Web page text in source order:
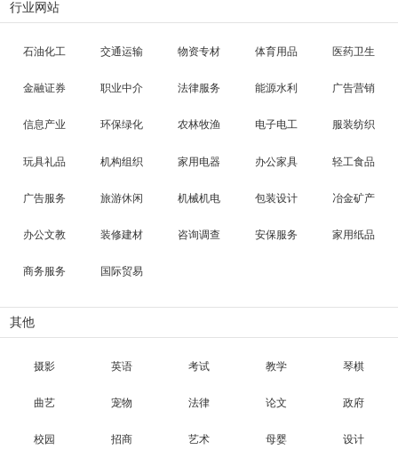
行业网站
石油化工 交通运输 物资专材 体育用品 医药卫生
金融证券 职业中介 法律服务 能源水利 广告营销
信息产业 环保绿化 农林牧渔 电子电工 服装纺织
玩具礼品 机构组织 家用电器 办公家具 轻工食品
广告服务 旅游休闲 机械机电 包装设计 冶金矿产
办公文教 装修建材 咨询调查 安保服务 家用纸品
商务服务 国际贸易
其他
摄影 英语 考试 教学 琴棋
曲艺 宠物 法律 论文 政府
校园 招商 艺术 母婴 设计